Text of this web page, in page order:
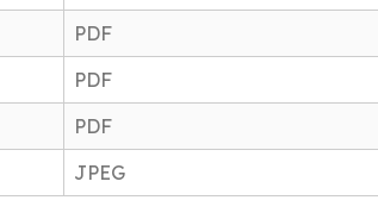
PDF
PDF
PDF
JPEG